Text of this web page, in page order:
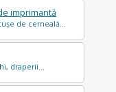
imprimantă
de cerneală...
draperii...